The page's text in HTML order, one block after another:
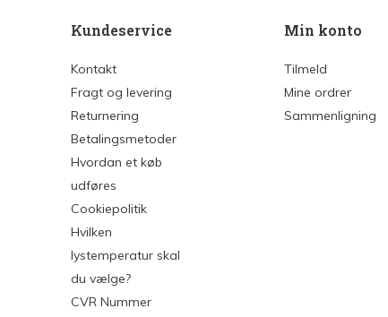
Kundeservice
Kontakt
Fragt og levering
Returnering
Betalingsmetoder
Hvordan et køb
udføres
Cookiepolitik
Hvilken
lystemperatur skal
du vælge?
CVR Nummer
Min konto
Tilmeld
Mine ordrer
Sammenligning